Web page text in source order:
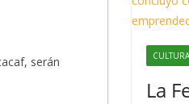
serán
CULTURA
La